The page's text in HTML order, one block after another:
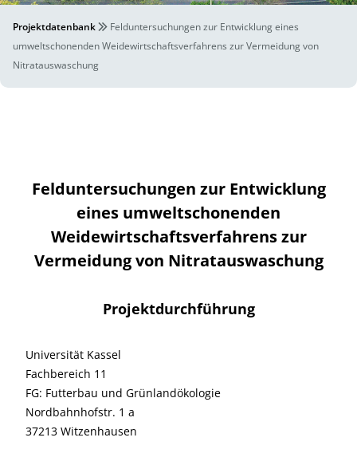
Projektdatenbank
Felduntersuchungen zur Entwicklung eines
umweltschonenden Weidewirtschaftsverfahrens zur Vermeidung von
Nitratauswaschung
Felduntersuchungen zur Entwicklung
eines umweltschonenden
Weidewirtschaftsverfahrens zur
Vermeidung von Nitratauswaschung
Projektdurchführung
Universität Kassel
Fachbereich 11
FG: Futterbau und Grünlandökologie
Nordbahnhofstr. 1 a
37213 Witzenhausen